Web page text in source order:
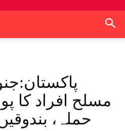
مسلح افراد کا
حملہ،